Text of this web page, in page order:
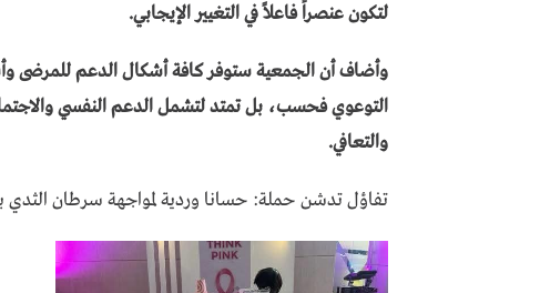
لتكون عنصراً فاعلاً في التغيير الإيجابي.
وأضاف أن الجمعية ستوفر كافة أشكال الدعم للمرضى
التوعوي فحسب، بل تمتد لتشمل الدعم النفسي
والتعافي.
تفاؤل تدشن حملة: حسانا وردية لمواجهة سرطان الثدي